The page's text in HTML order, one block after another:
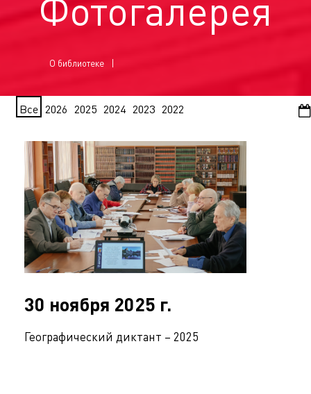
О библиотеке
Все 2026 2025 2024 2023 2022
30 ноября 2025 г.
Географический диктант – 2025